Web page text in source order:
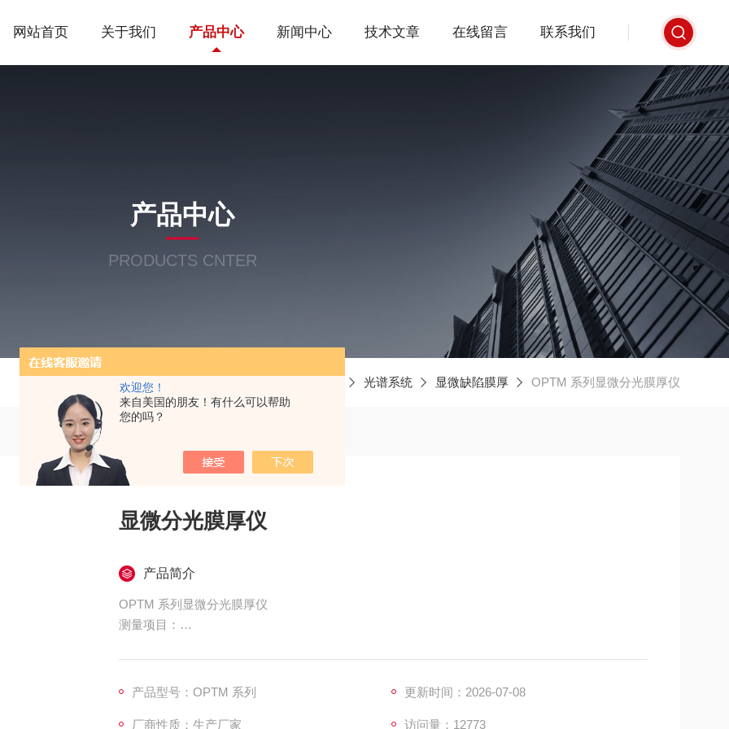
欢迎您！
来自美国的朋友！有什么可以帮助
您的吗？
网站首页 关于我们 产品中心 新闻中心 技术文章 在线留言 联系我们
产品中心
PRODUCTS CNTER
光谱系统 显微缺陷膜厚 OPTM 系列显微分光膜厚仪
显微分光膜厚仪
产品简介
OPTM 系列显微分光膜厚仪
测量项目：
产品型号：OPTM 系列 更新时间：2026-07-08
厂商性质：生产厂家 访问量：12773